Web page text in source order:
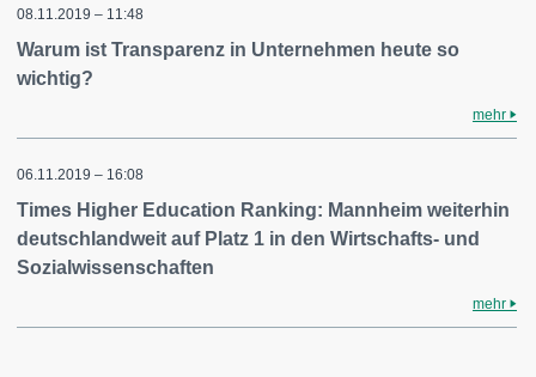
08.11.2019 – 11:48
Warum ist Transparenz in Unternehmen heute so
wichtig?
mehr
06.11.2019 – 16:08
Times Higher Education Ranking: Mannheim weiterhin
deutschlandweit auf Platz 1 in den Wirtschafts- und
Sozialwissenschaften
mehr